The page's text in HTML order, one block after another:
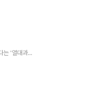
"처음 들어보는데…" 알고 보면 염증 싹 없애준다는 '열대과일'